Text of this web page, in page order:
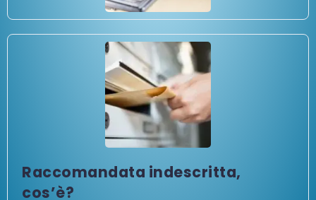
Raccomandata indescritta,
cos’è?